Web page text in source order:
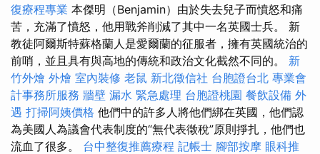
復療程專業 本傑明（Benjamin）由於失去兒子而憤怒和痛
苦，充滿了憤怒，他用戰斧削減了其中一名英國士兵。 新
教徒阿爾斯特蘇格蘭人是愛爾蘭的征服者，擁有英國統治的
前哨，並且具有與高地的傳統和政治文化截然不同的。 新
竹外燴 外燴 室內裝修 老鼠 新北徵信社 台胞證台北 專業會
計事務所服務 牆壁 漏水 緊急處理 台胞證桃園 餐飲設備 外
遇 打掃阿姨價格 他們中的許多人將他們綁在英國，他們認
為美國人為議會代表制度的“無代表徵稅”原則掙扎，他們也
流血了很多。 台中整復推薦療程 記帳士 腳部按摩 眼科推